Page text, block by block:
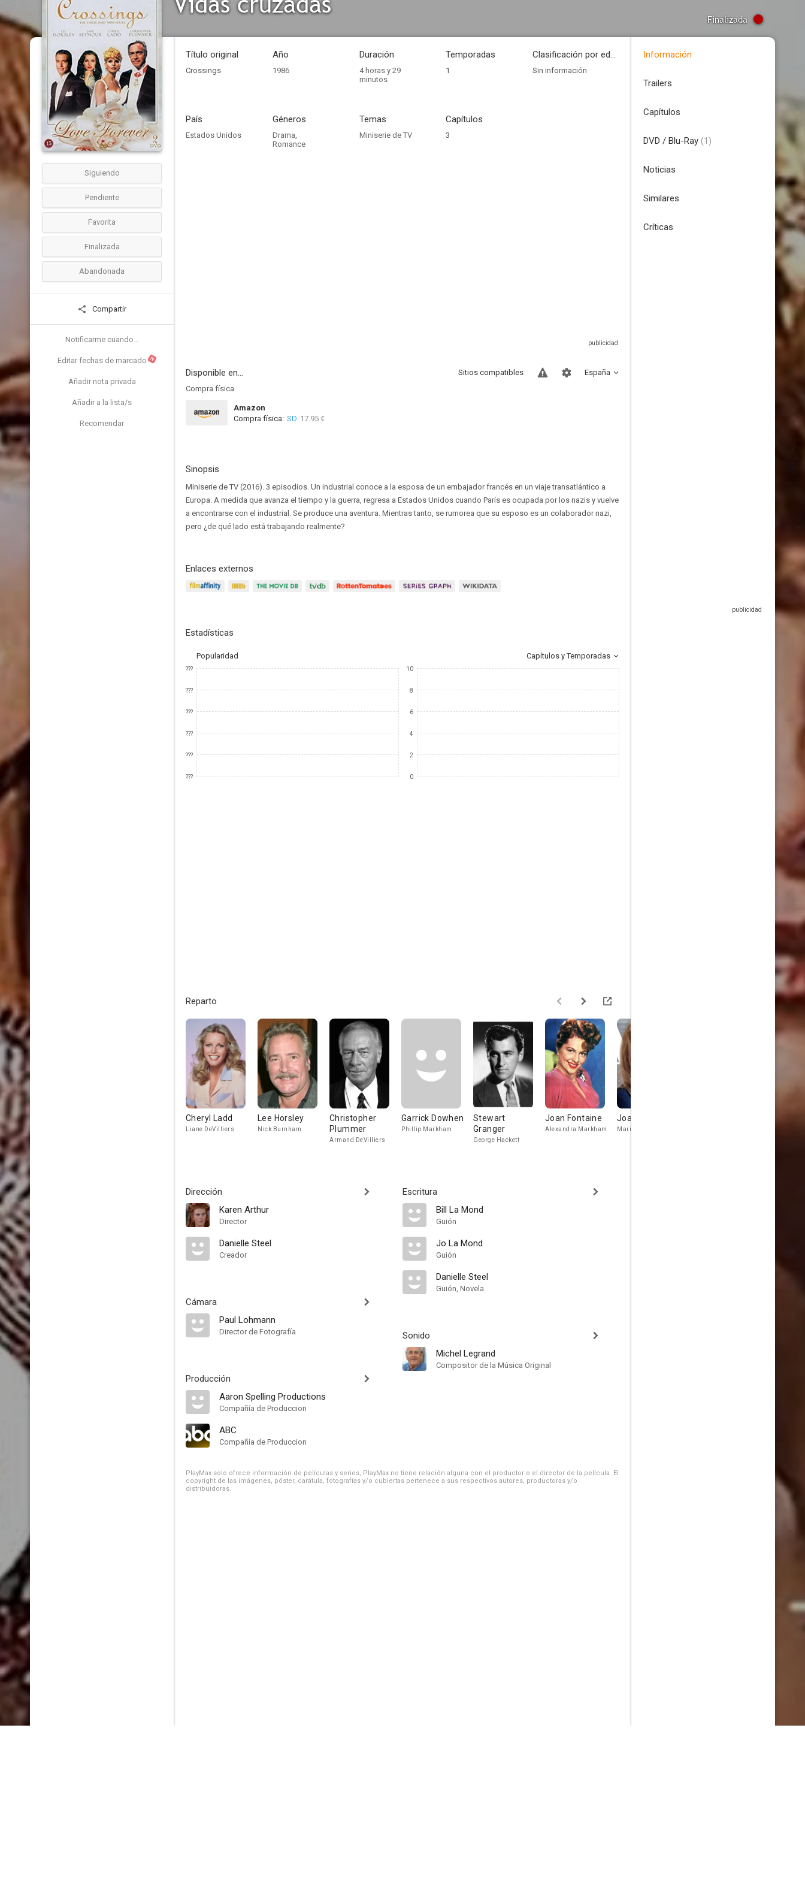
Finalizada
Siguiendo
Pendiente
Favorita
Finalizada
Abandonada
Compartir
Notificarme cuando...
Editar fechas de marcado N
Añadir nota privada
Añadir a la lista/s
Recomendar
Título original
Crossings
Año
1986
Duración
4 horas y 29
minutos
Temporadas
1
Clasificación por edades
Sin información
País
Estados Unidos
Géneros
Drama,
Romance
Temas
Miniserie de TV
Capítulos
3
Disponible en... España
Sitios compatibles
Compra física
Amazon
Compra física: SD 17.95 €
Sinopsis
Miniserie de TV (2016). 3 episodios. Un industrial conoce a la esposa de un embajador francés en un viaje transatlántico a
Europa. A medida que avanza el tiempo y la guerra, regresa a Estados Unidos cuando París es ocupada por los nazis y vuelve
a encontrarse con el industrial. Se produce una aventura. Mientras tanto, se rumorea que su esposo es un colaborador nazi,
pero ¿de qué lado está trabajando realmente?
Enlaces externos
Estadísticas
Popularidad Capítulos y Temporadas
???
???
???
???
???
???
10
8
6
4
2
0
Reparto
Cheryl Ladd
Liane DeVilliers
Lee Horsley
Nick Burnham
Christopher
Plummer
Armand DeVilliers
Garrick Dowhen
Phillip Markham
Stewart
Granger
George Hackett
Joan Fontaine
Alexandra Markham
Joanna Pacula
Marissa Freilich
Dirección
Karen Arthur
Director
Danielle Steel
Creador
Cámara
Paul Lohmann
Director de Fotografía
Producción
Aaron Spelling Productions
Compañía de Produccion
ABC
Compañía de Produccion
Escritura
Bill La Mond
Guión
Jo La Mond
Guión
Danielle Steel
Guión, Novela
Sonido
Michel Legrand
Compositor de la Música Original
PlayMax solo ofrece información de películas y series, PlayMax no tiene relación alguna con el productor o el director de la película. El
copyright de las imágenes, póster, carátula, fotografías y/o cubiertas pertenece a sus respectivos autores, productoras y/o
distribuidoras.
Información
Trailers
Capítulos
DVD / Blu-Ray (1)
Noticias
Similares
Críticas